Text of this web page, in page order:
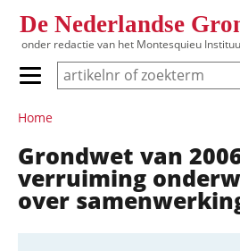
De Nederlandse
onder redactie van het Montesquieu
Primair menu tonen/verbergen
Hoofdnavigatie
Home
Grondwet van
verruiming
over